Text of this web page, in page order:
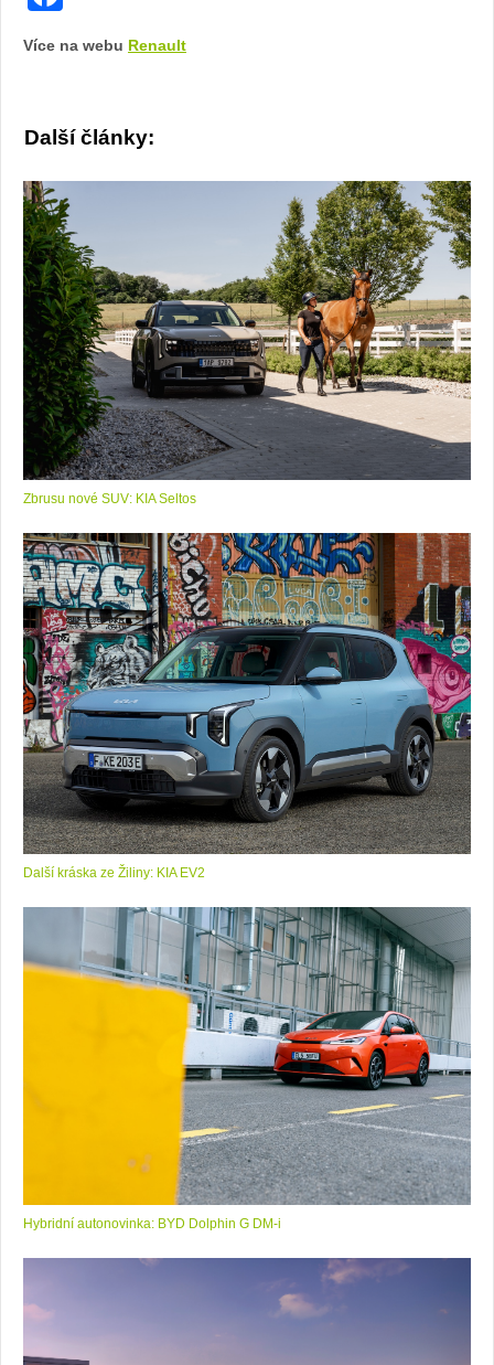
Více na webu Renault
Další články:
Zbrusu nové SUV: KIA Seltos
Další kráska ze Žiliny: KIA EV2
Hybridní autonovinka: BYD Dolphin G DM-i